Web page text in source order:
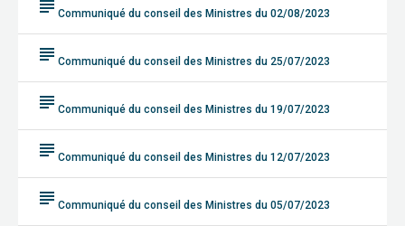
subject Communiqué du conseil des Ministres du 02/08/2023
subject Communiqué du conseil des Ministres du 25/07/2023
subject Communiqué du conseil des Ministres du 19/07/2023
subject Communiqué du conseil des Ministres du 12/07/2023
subject Communiqué du conseil des Ministres du 05/07/2023